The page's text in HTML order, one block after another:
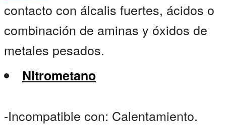
contacto con álcalis fuertes, ácidos o
combinación de aminas y óxidos de
metales pesados.
Nitrometano
-Incompatible con: Calentamiento.